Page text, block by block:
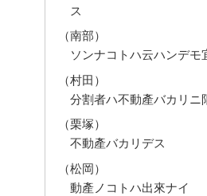
ス
（南部）
ソンナコトハ云ハンデモ
（村田）
分割者ハ不動產バカリニ
（栗塚）
不動產バカリデス
（松岡）
動產ノコトハ出來ナイ